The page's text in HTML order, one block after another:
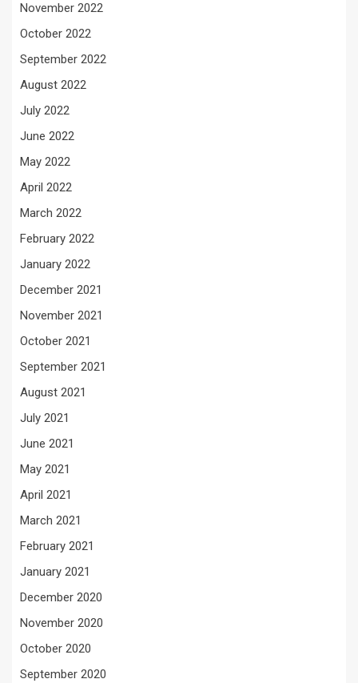
November 2022
October 2022
September 2022
August 2022
July 2022
June 2022
May 2022
April 2022
March 2022
February 2022
January 2022
December 2021
November 2021
October 2021
September 2021
August 2021
July 2021
June 2021
May 2021
April 2021
March 2021
February 2021
January 2021
December 2020
November 2020
October 2020
September 2020